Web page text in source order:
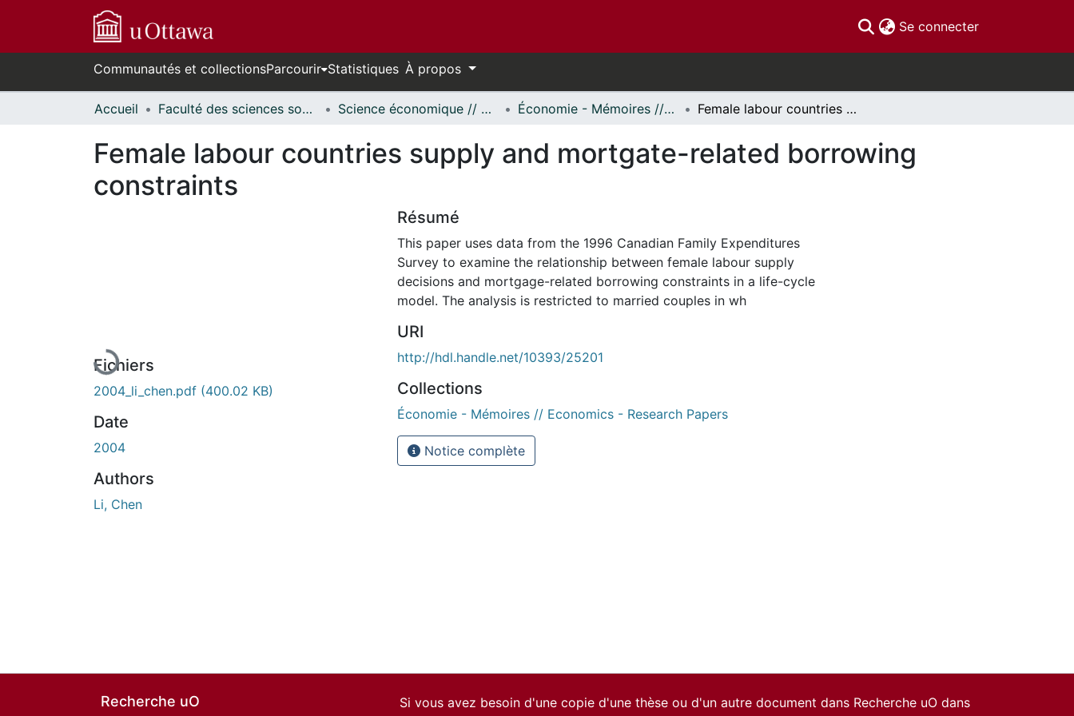
Se connecter(current)
Communautés et collectionsParcourir Statistiques À propos
Accueil Faculté des sciences sociales // Faculty of Social Sciences Science économique // Economics Économie - Mémoires // Economics - Research Papers Female labour countries supply and mortgate-related borrowing constraints
Female labour countries supply and mortgate-related borrowing
constraints
Fichiers
2004_li_chen.pdf (400.02 KB)
Date
2004
Authors
Li, Chen
Résumé
This paper uses data from the 1996 Canadian Family Expenditures
Survey to examine the relationship between female labour supply
decisions and mortgage-related borrowing constraints in a life-cycle
model. The analysis is restricted to married couples in wh
URI
http://hdl.handle.net/10393/25201
Collections
Économie - Mémoires // Economics - Research Papers
Notice complète
Recherche uO
Si vous avez besoin d'une copie d'une thèse ou d'un autre document dans Recherche uO dans